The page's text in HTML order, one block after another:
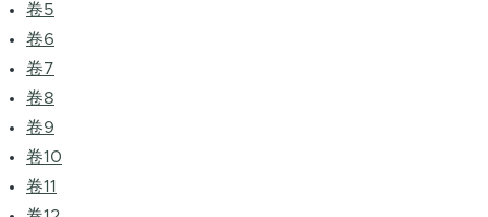
卷5
卷6
卷7
卷8
卷9
卷10
卷11